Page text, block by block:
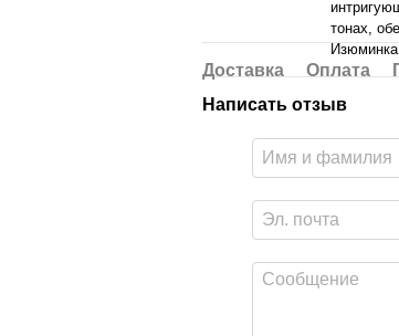
тонах,
Доставка Оплата
Написать отзыв